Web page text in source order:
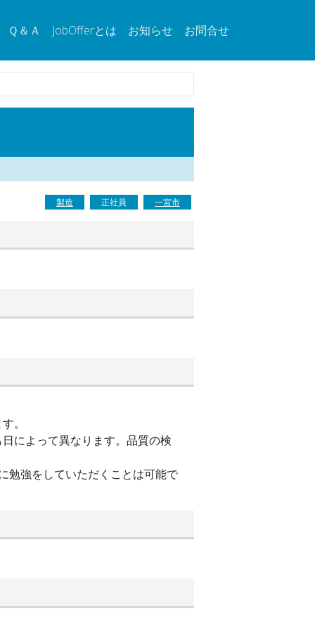
Ｑ＆Ａ JobOfferとは お知らせ お問合せ
製造 正社員 一宮市
。
によって異なります。品質の検
勉強をしていただくことは可能で